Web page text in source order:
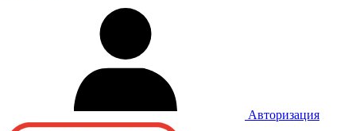
Авторизация